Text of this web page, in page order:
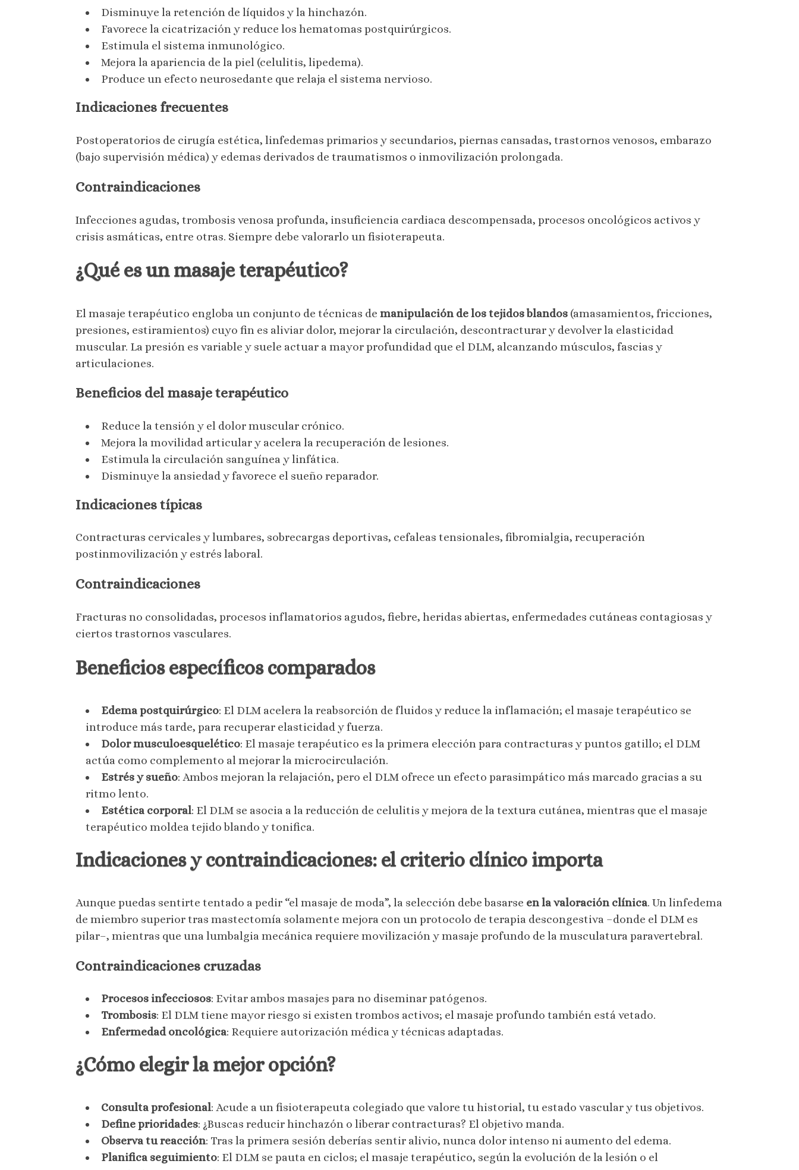
Disminuye la retención de líquidos y la hinchazón.
Favorece la cicatrización y reduce los hematomas postquirúrgicos.
Estimula el sistema inmunológico.
Mejora la apariencia de la piel (celulitis, lipedema).
Produce un efecto neurosedante que relaja el sistema nervioso.
Indicaciones frecuentes
Postoperatorios de cirugía estética, linfedemas primarios y secundarios, piernas cansadas, trastornos venosos, embarazo
(bajo supervisión médica) y edemas derivados de traumatismos o inmovilización prolongada.
Contraindicaciones
Infecciones agudas, trombosis venosa profunda, insuficiencia cardiaca descompensada, procesos oncológicos activos y
crisis asmáticas, entre otras. Siempre debe valorarlo un fisioterapeuta.
¿Qué es un masaje terapéutico?
El masaje terapéutico engloba un conjunto de técnicas demanipulación de los tejidos blandos (amasamientos, fricciones,
presiones, estiramientos) cuyo fin es aliviar dolor, mejorar la circulación, descontracturar y devolver la elasticidad
muscular. La presión es variable y suele actuar a mayor profundidad que el DLM, alcanzando músculos, fascias y
articulaciones.
Beneficios del masaje terapéutico
Reduce la tensión y el dolor muscular crónico.
Mejora la movilidad articular y acelera la recuperación de lesiones.
Estimula la circulación sanguínea y linfática.
Disminuye la ansiedad y favorece el sueño reparador.
Indicaciones típicas
Contracturas cervicales y lumbares, sobrecargas deportivas, cefaleas tensionales, fibromialgia, recuperación
postinmovilización y estrés laboral.
Contraindicaciones
Fracturas no consolidadas, procesos inflamatorios agudos, fiebre, heridas abiertas, enfermedades cutáneas contagiosas y
ciertos trastornos vasculares.
Beneficios específicos comparados
Edema postquirúrgico: El DLM acelera la reabsorción de fluidos y reduce la inflamación; el masaje terapéutico se
introduce más tarde, para recuperar elasticidad y fuerza.
Dolor musculoesquelético: El masaje terapéutico es la primera elección para contracturas y puntos gatillo; el DLM
actúa como complemento al mejorar la microcirculación.
Estrés y sueño: Ambos mejoran la relajación, pero el DLM ofrece un efecto parasimpático más marcado gracias a su
ritmo lento.
Estética corporal: El DLM se asocia a la reducción de celulitis y mejora de la textura cutánea, mientras que el masaje
terapéutico moldea tejido blando y tonifica.
Indicaciones y contraindicaciones: el criterio clínico importa
Aunque puedas sentirte tentado a pedir “el masaje de moda”, la selección debe basarse en la valoración clínica. Un linfedema
de miembro superior tras mastectomía solamente mejora con un protocolo de terapia descongestiva –donde el DLM es
pilar–, mientras que una lumbalgia mecánica requiere movilización y masaje profundo de la musculatura paravertebral.
Contraindicaciones cruzadas
Procesos infecciosos: Evitar ambos masajes para no diseminar patógenos.
Trombosis: El DLM tiene mayor riesgo si existen trombos activos; el masaje profundo también está vetado.
Enfermedad oncológica: Requiere autorización médica y técnicas adaptadas.
¿Cómo elegir la mejor opción?
Consulta profesional: Acude a un fisioterapeuta colegiado que valore tu historial, tu estado vascular y tus objetivos.
Define prioridades: ¿Buscas reducir hinchazón o liberar contracturas? El objetivo manda.
Observa tu reacción: Tras la primera sesión deberías sentir alivio, nunca dolor intenso ni aumento del edema.
Planifica seguimiento: El DLM se pauta en ciclos; el masaje terapéutico, según la evolución de la lesión o el